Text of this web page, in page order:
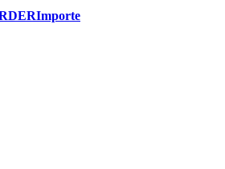
Importe